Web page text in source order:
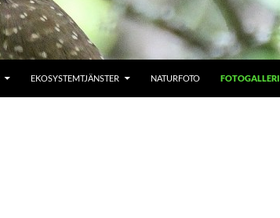
EKOSYSTEMTJÄNSTER NATURFOTO FOTOGALLERI